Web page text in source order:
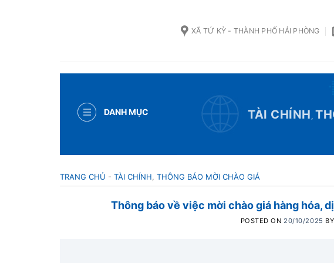
XÃ TỨ KỲ - THÀNH PHỐ HẢI PHÒNG
DANH MỤC TÀI CHÍNH ,
TRANG CHỦ - TÀI CHÍNH THÔNG BÁO MỜI CHÀO GIÁ
Thông báo về việc mời chào giá hàng hóa,
POSTED ON20/10/2025 BY